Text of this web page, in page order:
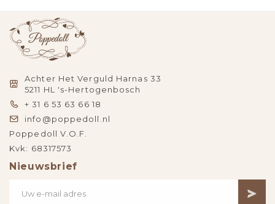
Achter Het Verguld Harnas 33
5211 HL 's-Hertogenbosch
+ 31 6 53 63 66 18
info@poppedoll.nl
Poppedoll V.O.F.
Kvk: 68317573
Nieuwsbrief